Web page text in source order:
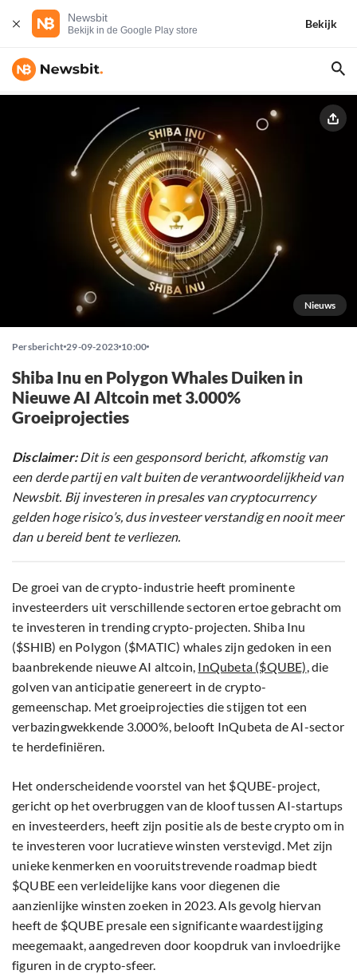
Newsbit
Bekijk in de Google Play store
Bekijk
Nieuws
Persbericht 29-09-2023 10:00
Shiba Inu en Polygon Whales Duiken in
Nieuwe AI Altcoin met 3.000%
Groeiprojecties
Disclaimer:Dit is een gesponsord bericht, afkomstig van
een derde partij en valt buiten de verantwoordelijkheid van
Newsbit. Bij investeren in presales van cryptocurrency
gelden hoge risico’s, dus investeer verstandig en nooit meer
dan u bereid bent te verliezen.
De groei van de crypto-industrie heeft prominente
investeerders uit verschillende sectoren ertoe gebracht om
te investeren in trending crypto-projecten. Shiba Inu
($SHIB) en Polygon ($MATIC) whales zijn gedoken in een
baanbrekende nieuwe AI altcoin, InQubeta ($QUBE), die
golven van anticipatie genereert in de crypto-
gemeenschap. Met groeiprojecties die stijgen tot een
verbazingwekkende 3.000%, belooft InQubeta de AI-sector
te herdefiniëren.
Het onderscheidende voorstel van het $QUBE-project,
gericht op het overbruggen van de kloof tussen AI-startups
en investeerders, heeft zijn positie als de beste crypto om in
te investeren voor lucratieve winsten verstevigd. Met zijn
unieke kenmerken en vooruitstrevende roadmap biedt
$QUBE een verleidelijke kans voor diegenen die
aanzienlijke winsten zoeken in 2023. Als gevolg hiervan
heeft de $QUBE presale een significante waardestijging
meegemaakt, aangedreven door koopdruk van invloedrijke
figuren in de crypto-sfeer.